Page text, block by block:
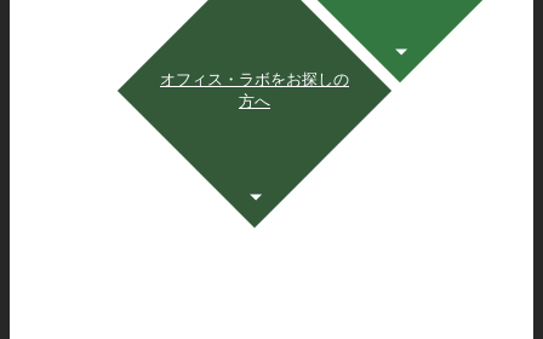
オフィス・ラボをお探しの
方へ